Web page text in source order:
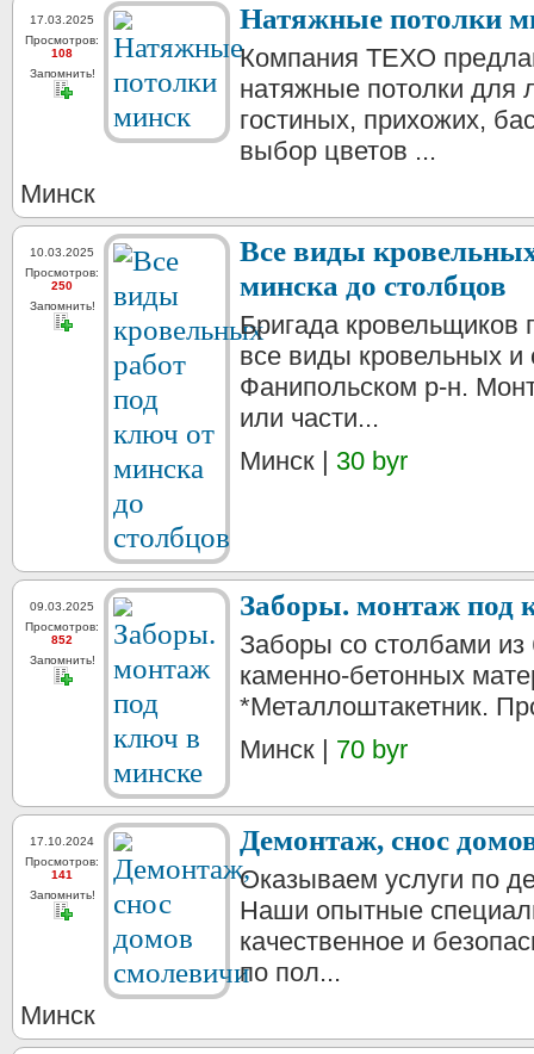
17.03.2025
Просмотров:
108
Запомнить!
Натяжные потолки
Компания ТЕХО
натяжные потолки
гостиных, прихожих,
выбор цветов ...
Минск
10.03.2025
Просмотров:
250
Запомнить!
Все виды
минска до столбцов
Бригада
все виды кровельных
Фанипольском р-н.
или части...
Минск | 30 byr
09.03.2025
Просмотров:
852
Запомнить!
Заборы. монтаж под
Заборы со столбами из
каменно-бетонных
*Металлоштакетник.
Минск | 70 byr
17.10.2024
Просмотров:
141
Запомнить!
Демонтаж, снос
Оказываем услуги по
Наши опытные
качественное и
по пол...
Минск